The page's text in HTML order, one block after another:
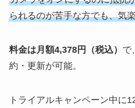
られるのが苦手な方でも、気
料金は月額4,378円（税込） で
約・更新が可能。
トライアルキャンペーン中に